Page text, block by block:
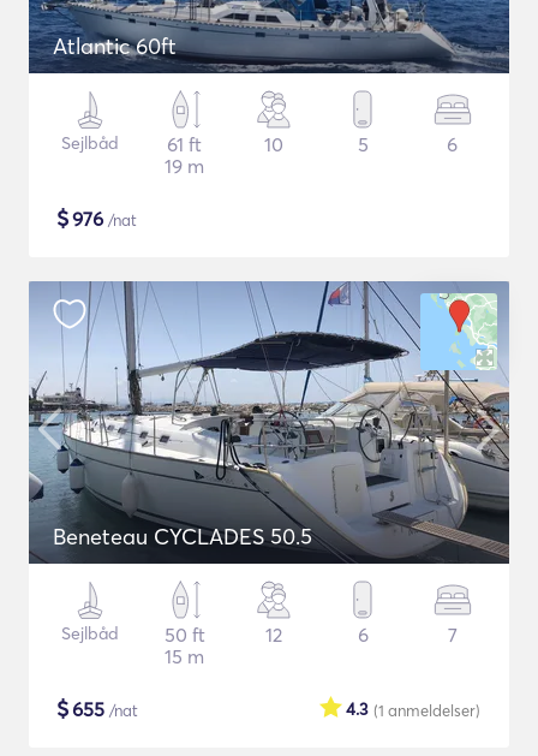
Atlantic 60ft
Sejlbåd
61 ft
19 m
10 5 6
$976 /nat
Beneteau CYCLADES 50.5
Sejlbåd
50 ft
15 m
12 6 7
$655 /nat (1 anmeldelser)
4.3